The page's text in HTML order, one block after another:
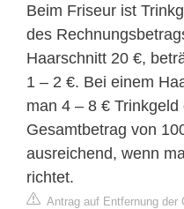
Beim Friseur ist
des
Haarschnitt 20 €,
1 – 2 €. Bei einem
man 4 – 8 €
Gesamtbetrag von
ausreichend, wenn
richtet.
Antrag auf Entfernung der